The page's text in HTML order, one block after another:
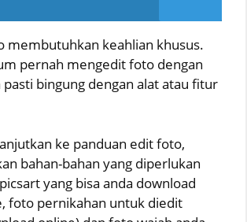
membutuhkan keahlian khusus.
pernah mengedit foto dengan
pasti bingung dengan alat atau fitur
ke panduan edit foto,
bahan-bahan yang diperlukan
yang bisa anda download
foto pernikahan untuk diedit